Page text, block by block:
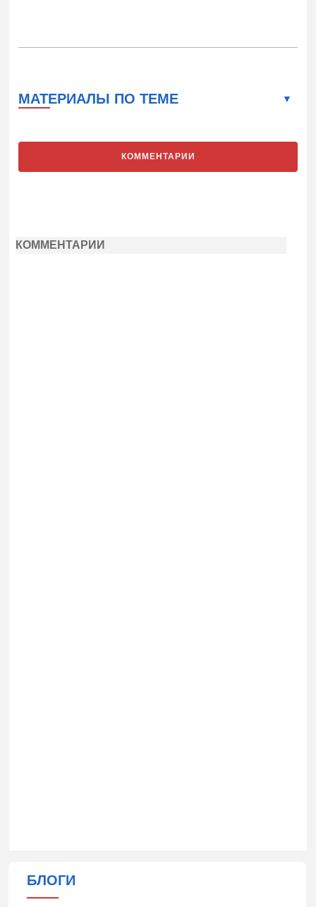
МАТЕРИАЛЫ ПО ТЕМЕ
КОММЕНТАРИИ
КОММЕНТАРИИ
БЛОГИ